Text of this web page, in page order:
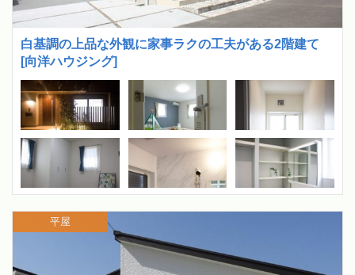
白基調の上品な外観に家事ラクの工夫がある2階建て
[向洋ハウジング]
平屋